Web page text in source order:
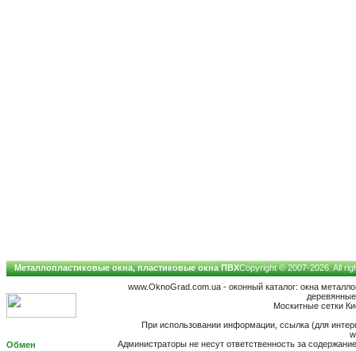
Металлопластиковые окна, пластиковые окна ПВХCopyright © 2007-2026. All
www.OknoGrad.com.ua - оконный каталог: окна
Москитные сетки
При использовании информации, ссылка (для
Администраторы не несут ответственность за
Обмен